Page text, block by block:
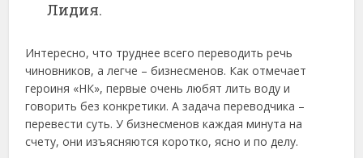
Лидия.
Интересно, что труднее всего переводить речь
чиновников, а легче – бизнесменов. Как отмечает
героиня «НК», первые очень любят лить воду и
говорить без конкретики. А задача переводчика –
перевести суть. У бизнесменов каждая минута на
счету, они изъясняются коротко, ясно и по делу.